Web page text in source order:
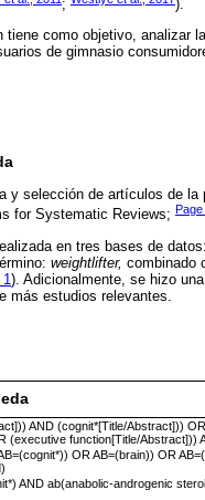
;
).
tiene como objetivo, analizar
de gimnasio
y selección de artículos de
for Systematic Reviews;
en tres bases de
weightlifter, combinado
). Adicionalmente, se hizo
más estudios relevantes.
AND (cognit*[Title/Abstract]))
(executive function[Title/Abstract]))
OR AB=(brain)) OR
AND ab(anabolic-androgenic